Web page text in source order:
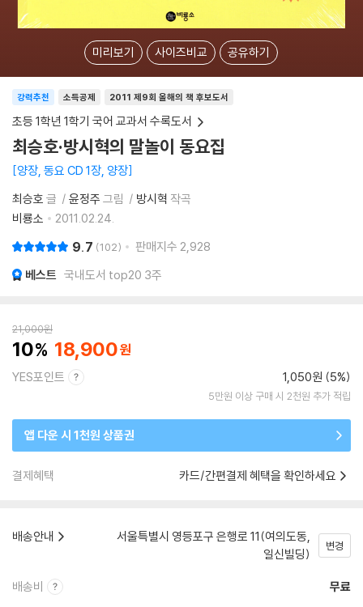
미리보기 사이즈비교 공유하기
소득공제
강력추천 2011 제9회 올해의 책 후보도서
초등 1학년 1학기 국어 교과서 수록도서
최승호·방시혁의 말놀이 동요집
양장, 동요 CD 1장, 양장
최승호 글 윤정주 그림 방시혁 작곡
비룡소
2011.02.24.
9.7 102 판매지수 2,928
베스트 국내도서 top20 3주
21,000원
10 18,900
YES포인트 1,050원 (5%)
5만원 이상 구매 시 2천원 추가 적립
앱 다운 시 1천원 상품권
결제혜택 카드/간편결제 혜택을 확인하세요
배송안내
서울특별시 영등포구 은행로 11(여의도동,
일신빌딩)
변경
배송비 무료